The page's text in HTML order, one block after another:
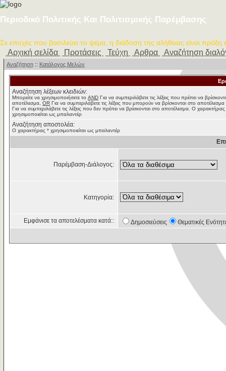
Περιοδικό Πολιτικής Και Πολιτισμικής Παρέμβασης
Σε εποχές που βασιλεύει το ψέμα, η διάδοση της αλήθειας είναι πράξη
Αρχική σελίδα Προτάσεις Τεύχη Αρθρα Αναζήτηση
Αναζήτηση :: Κατάλογος Μελών
Αναζήτηση λέξεων κλειδιών:
Μπορείτε να χρησιμοποιήσετε το AND Για να συμπεριλάβετε τις λέξεις που πρέπει να
αποτέλεσμα, OR Για να συμπεριλάβετε τις λέξεις που μπορούν να βρίσκονται στο αποτέλεσμα
Για να συμπεριλάβετε τις λέξεις που δεν πρέπει να βρίσκονται στο αποτέλεσμα. Ο
χρησιμοποιείται ως μπαλαντέρ
Αναζήτηση αποστολέα:
Ο χαρακτήρας * χρησιμοποιείται ως μπαλαντέρ
Παρέμβαση-Διάλογος:
Κατηγορία:
Εμφάνισε τα αποτελέσματα κατά:: Δημοσιεύσεις Θεματικές